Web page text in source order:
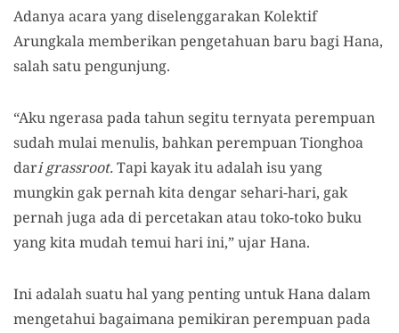
Adanya acara yang diselenggarakan Kolektif
Arungkala memberikan pengetahuan baru bagi Hana,
salah satu pengunjung.
“Aku ngerasa pada tahun segitu ternyata perempuan
sudah mulai menulis, bahkan perempuan Tionghoa
dari grassroot.Tapi kayak itu adalah isu yang
mungkin gak pernah kita dengar sehari-hari, gak
pernah juga ada di percetakan atau toko-toko buku
yang kita mudah temui hari ini,” ujar Hana.
Ini adalah suatu hal yang penting untuk Hana dalam
mengetahui bagaimana pemikiran perempuan pada